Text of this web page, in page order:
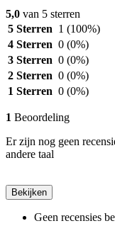
5,0 van 5 sterren
5 Sterren 1 (100%)
4 Sterren 0 (0%)
3 Sterren 0 (0%)
2 Sterren 0 (0%)
1 Sterren 0 (0%)
1 Beoordeling
Er zijn nog geen
andere taal
Bekijken
Geen recensies